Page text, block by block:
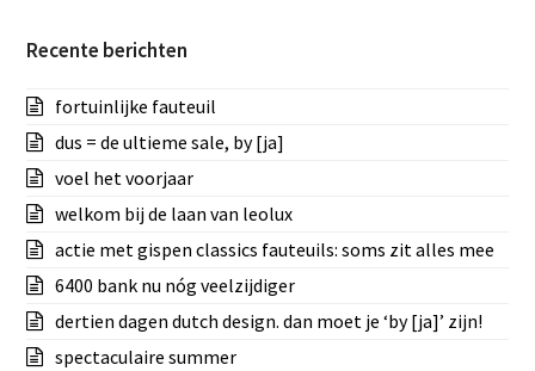
Recente berichten
fortuinlijke fauteuil
dus = de ultieme sale, by [ja]
voel het voorjaar
welkom bij de laan van leolux
actie met gispen classics fauteuils: soms zit alles mee
6400 bank nu nóg veelzijdiger
dertien dagen dutch design. dan moet je ‘by [ja]’ zijn!
spectaculaire summer